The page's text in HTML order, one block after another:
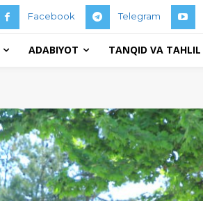
Facebook Telegram
ADABIYOT TANQID VA TAHLIL